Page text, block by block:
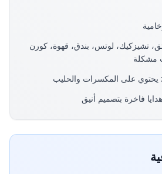
تشيزكيك، لوتس، بندق، قهوة، كورن
مشكلة
يحتوي على المكسرات والحليب
فاخرة بتصميم أنيق